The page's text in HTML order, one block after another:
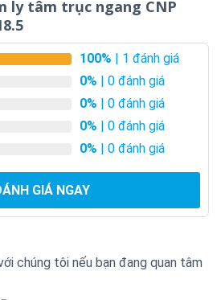
ly tâm trục ngang CNP
100% | 1 đánh giá
0% | 0 đánh giá
0% | 0 đánh giá
0% | 0 đánh giá
0% | 0 đánh giá
GIÁ NGAY
chúng tôi nếu bạn đang quan tâm